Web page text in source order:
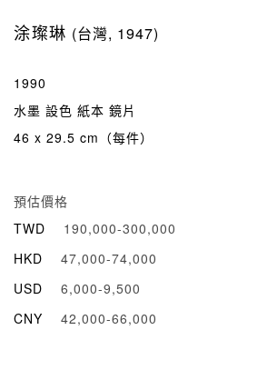
涂璨琳 (台灣, 1947)
1990
水墨 設色 紙本 鏡片
46 x 29.5 cm（每件）
預估價格
TWD
190,000-300,000
HKD
47,000-74,000
USD
6,000-9,500
CNY
42,000-66,000